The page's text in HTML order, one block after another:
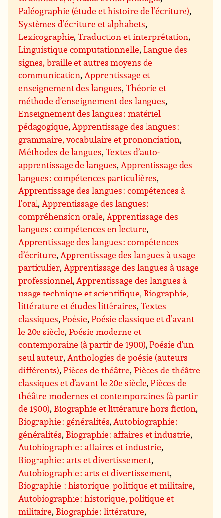
Paléographie (étude et histoire de l’écriture),
Systèmes d’écriture et alphabets,
Lexicographie,Traduction et interprétation,
Linguistique computationnelle,Langue des
signes, braille et autres moyens de
communication,Apprentissage et
enseignement des langues,Théorie et
méthode d’enseignement des langues,
Enseignement des langues : matériel
pédagogique,Apprentissage des langues :
grammaire, vocabulaire et prononciation,
Méthodes de langues,Textes d’auto-
apprentissage de langues,Apprentissage des
langues : compétences particulières,
Apprentissage des langues : compétences à
l’oral,Apprentissage des langues :
compréhension orale,Apprentissage des
langues : compétences en lecture,
Apprentissage des langues : compétences
d’écriture,Apprentissage des langues à usage
particulier,Apprentissage des langues à usage
professionnel,Apprentissage des langues à
usage technique et scientifique, Biographie,
littérature et études littéraires,Textes
classiques,Poésie,Poésie classique et d’avant
le 20e siècle,Poésie moderne et
contemporaine (à partir de 1900),Poésie d’un
seul auteur,Anthologies de poésie (auteurs
différents),Pièces de théâtre,Pièces de théâtre
classiques et d’avant le 20e siècle,Pièces de
théâtre modernes et contemporaines (à partir
de 1900), Biographie et littérature hors fiction,
Biographie : généralités,Autobiographie :
généralités, Biographie : affaires et industrie,
Autobiographie : affaires et industrie,
Biographie : arts et divertissement,
Autobiographie : arts et divertissement,
Biographie : historique, politique et militaire,
Autobiographie : historique, politique et
militaire, Biographie : littérature,